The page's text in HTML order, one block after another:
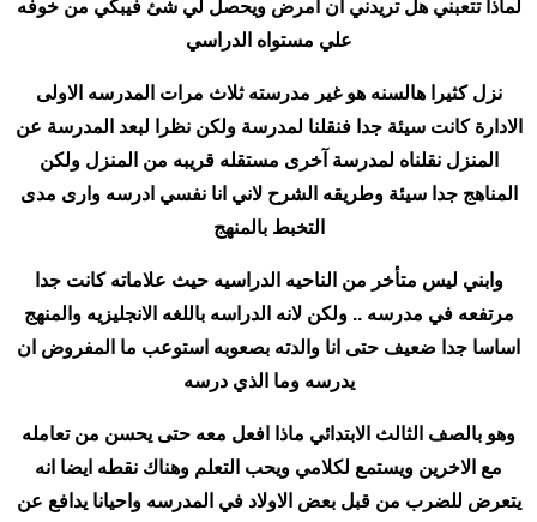
لماذا تتعبني هل تريدني ان امرض ويحصل لي شئ فيبكي من خوفه
علي مستواه الدراسي
نزل كثيرا هالسنه هو غير مدرسته ثلاث مرات المدرسه الاولى
الادارة كانت سيئة جدا فنقلنا لمدرسة ولكن نظرا لبعد المدرسة عن
المنزل نقلناه لمدرسة آخرى مستقله قريبه من المنزل ولكن
المناهج جدا سيئة وطريقه الشرح لاني انا نفسي ادرسه وارى مدى
التخبط بالمنهج
وابني ليس متأخر من الناحيه الدراسيه حيث علاماته كانت جدا
مرتفعه في مدرسه .. ولكن لانه الدراسه باللغه الانجليزيه والمنهج
اساسا جدا ضعيف حتى انا والدته بصعوبه استوعب ما المفروض ان
يدرسه وما الذي درسه
وهو بالصف الثالث الابتدائي ماذا افعل معه حتى يحسن من تعامله
مع الاخرين ويستمع لكلامي ويحب التعلم وهناك نقطه ايضا انه
يتعرض للضرب من قبل بعض الاولاد في المدرسه واحيانا يدافع عن